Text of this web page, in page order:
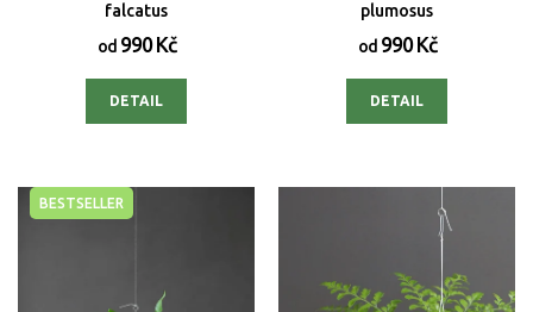
falcatus
od990 Kč
DETAIL
plumosus
od990 Kč
DETAIL
BESTSELLER